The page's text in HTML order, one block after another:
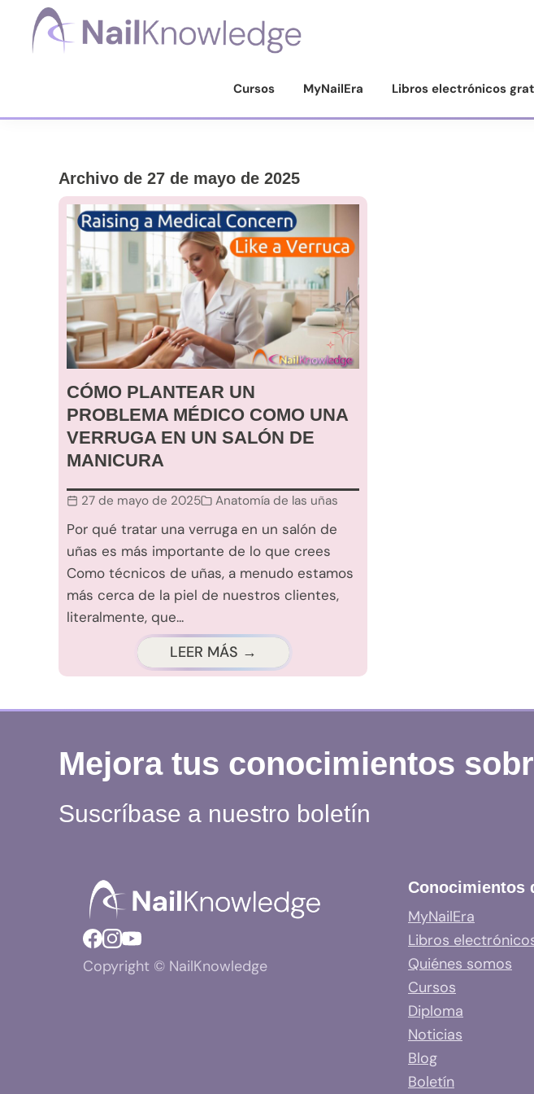
Saltar
Saltar
contenido
Saltar
Cursos MyNailEra Libros electrónicos
Archivo de 27 de mayo de 2025
CÓMO PLANTEAR UN
PROBLEMA MÉDICO COMO UNA
VERRUGA EN UN SALÓN DE
MANICURA
27 de mayo de 2025 Anatomía de las uñas
Por qué tratar una verruga en un salón de
uñas es más importante de lo que crees
Como técnicos de uñas, a menudo estamos
más cerca de la piel de nuestros clientes,
literalmente, que...
LEER MÁS →
Mejora tus conocimientos
Suscríbase a nuestro boletín
Copyright © NailKnowledge
Conocimientos
MyNailEra
Libros
Quiénes somos
Cursos
Diploma
Noticias
Blog
Boletín